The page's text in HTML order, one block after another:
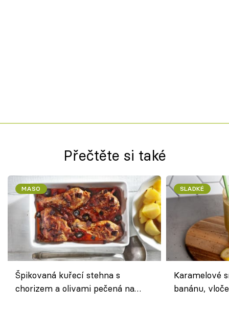
Přečtěte si také
MASO
Špikovaná kuřecí stehna s
chorizem a olivami pečená na
SLADKÉ
Karamelové
banánu,